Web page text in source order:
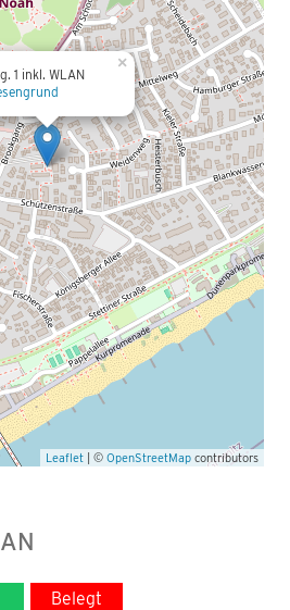
1 inkl. WLAN
×
Leaflet | ©OpenStreetMap contributors
Belegt